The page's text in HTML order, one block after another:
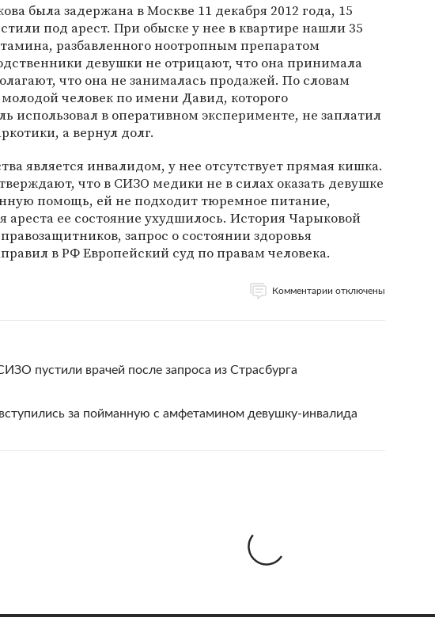
была задержана в Москве 11 декабря 2012 года, 15
под арест. При обыске у нее в квартире нашли 35
разбавленного ноотропным препаратом
девушки не отрицают, что она принимала
что она не занималась продажей. По словам
человек по имени Давид, которого
использовал в оперативном эксперименте, не заплатил
а вернул долг.
является инвалидом, у нее отсутствует прямая кишка.
что в СИЗО медики не в силах оказать девушке
помощь, ей не подходит тюремное питание,
ареста ее состояние ухудшилось. История Чарыковой
запрос о состоянии здоровья
в РФ Европейский суд по правам человека.
Комментарии отключены
пустили врачей после запроса из Страсбурга
за пойманную с амфетамином девушку-инвалида